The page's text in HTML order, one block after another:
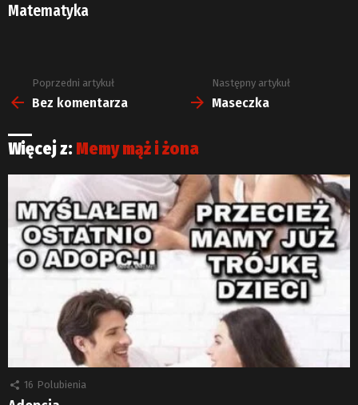
Matematyka
Zobacz
więcej
Poprzedni artykuł
Bez komentarza
Następny artykuł
Maseczka
Więcej z: Memy mąż i żona
16 Polubienia